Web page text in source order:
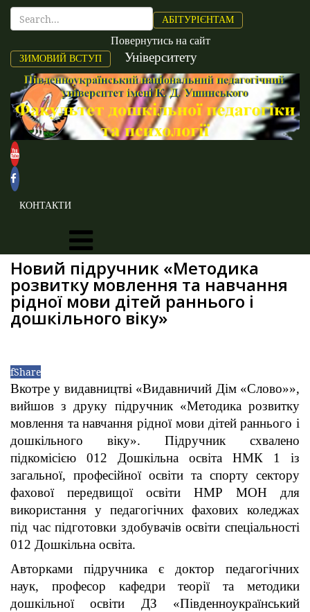
АБІТУРІЄНТАМ
ЗИМОВИЙ ВСТУП
Повернутись на сайт
Університету
КОНТАКТИ
Новий підручник «Методика
розвитку мовлення та навчання
рідної мови дітей раннього і
дошкільного віку»
fShare
Вкотре у видавництві «Видавничий Дім «Слово»»,
вийшов з друку підручник «Методика розвитку
мовлення та навчання рідної мови дітей раннього і
дошкільного віку». Підручник схвалено
підкомісією 012 Дошкільна освіта НМК 1 із
загальної, професійної освіти та спорту сектору
фахової передвищої освіти НМР МОН для
використання у педагогічних фахових коледжах
під час підготовки здобувачів освіти спеціальності
012 Дошкільна освіта.
Авторками підручника є доктор педагогічних
наук, професор кафедри теорії та методики
дошкільної освіти ДЗ «Південноукраїнський